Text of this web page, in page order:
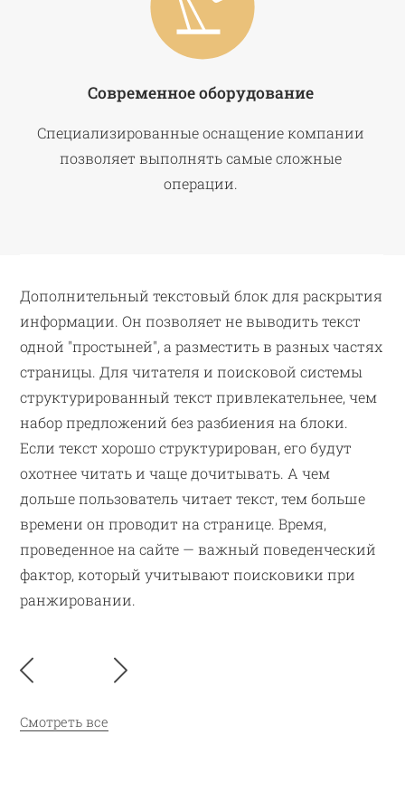
Современное оборудование
Специализированные оснащение компании
позволяет выполнять самые сложные
операции.
Дополнительный текстовый блок для раскрытия
информации. Он позволяет не выводить текст
одной "простыней", а разместить в разных частях
страницы. Для читателя и поисковой системы
структурированный текст привлекательнее, чем
набор предложений без разбиения на блоки.
Если текст хорошо структурирован, его будут
охотнее читать и чаще дочитывать. А чем
дольше пользователь читает текст, тем больше
времени он проводит на странице. Время,
проведенное на сайте — важный поведенческий
фактор, который учитывают поисковики при
ранжировании.
Смотреть все